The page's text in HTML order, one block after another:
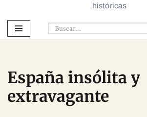
históricas
España insólita y
extravagante